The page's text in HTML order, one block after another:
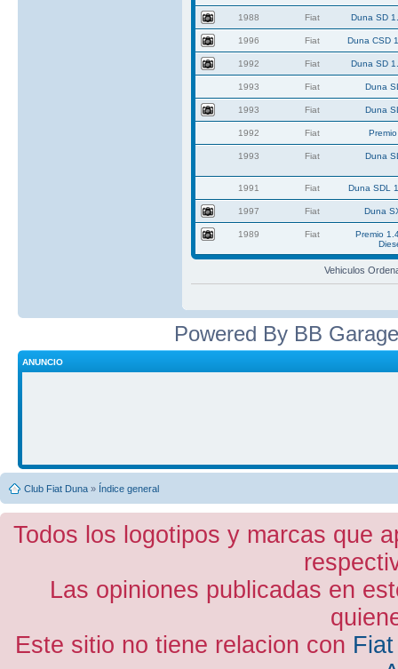
1988 Fiat Duna SD
1996 Fiat Duna CSD
1992 Fiat Duna SD
1993 Fiat Duna
1993 Fiat Duna
1992 Fiat
1993 Fiat Duna
1991 Fiat Duna SDL
1997 Fiat Duna
1989 Fiat
Premio
Vehiculos
Powered By BB
ANUNCIO
Club Fiat Duna » Índice general
Todos los logotipos y marcas que
Las opiniones publicadas en
Este sitio no tiene relacion con